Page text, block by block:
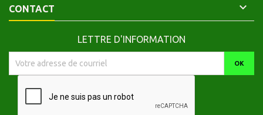
CONTACT 
LETTRE D'INFORMATION